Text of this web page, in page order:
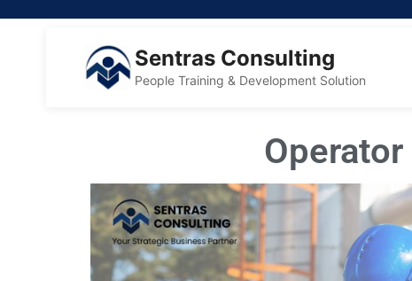
Sentras Consulting
People Training & Development Solution